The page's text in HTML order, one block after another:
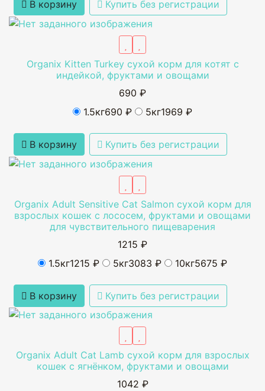
В корзину Купить без регистрации
Organix Kitten Turkey сухой корм для котят с
индейкой, фруктами и овощами
690 ₽
1.5кг690 ₽ 5кг1969 ₽
В корзину Купить без регистрации
Organix Adult Sensitive Cat Salmon cухой корм для
взрослых кошек с лососем, фруктами и овощами
для чувствительного пищеварения
1215 ₽
1.5кг1215 ₽ 5кг3083 ₽ 10кг5675 ₽
В корзину Купить без регистрации
Organix Adult Cat Lamb cухой корм для взрослых
кошек с ягнёнком, фруктами и овощами
1042 ₽